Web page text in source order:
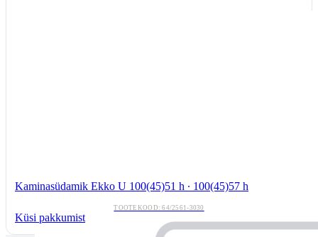
Kaminasüdamik Ekko U 100(45)51 h ∙ 100(45)57 h
TOOTEKOOD: 64/2561-3030
Küsi pakkumist